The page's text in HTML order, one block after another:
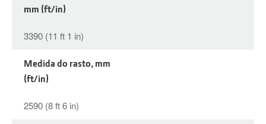
mm (ft/in)
3390 (11 ft 1 in)
Medida do rasto, mm
(ft/in)
2590 (8 ft 6 in)